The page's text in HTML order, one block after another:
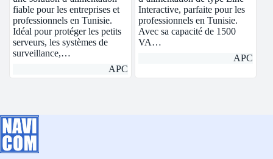
fiable pour les entreprises et
professionnels en Tunisie.
Idéal pour protéger les petits
serveurs, les systèmes de
surveillance,…
APC
Interactive, parfaite pour les
professionnels en Tunisie.
Avec sa capacité de 1500
VA…
APC